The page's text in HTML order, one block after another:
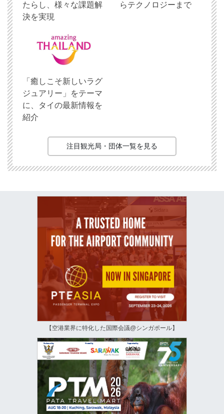
たらし、様々な課題解
決を実現
らテクノロジーまで
「癒しこそ新しいラグ
ジュアリー」をテーマ
に、タイの最新情報を
紹介
注目観光局・団体一覧を見る
【空港業界に特化した国際会議@シンガポール】